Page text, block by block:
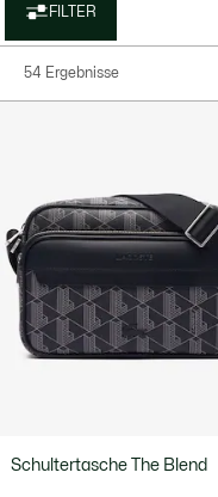
FILTER
54 Ergebnisse
Schultertasche The Blend